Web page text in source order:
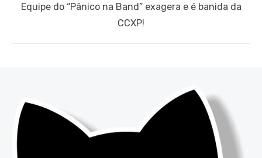
Next
Equipe do “Pânico na Band” exagera e é banida da
CCXP!